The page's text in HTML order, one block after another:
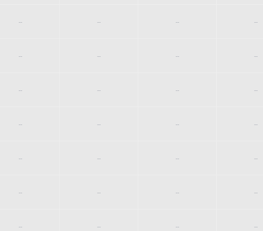
-- -- -- --
-- -- -- --
-- -- -- --
-- -- -- --
-- -- -- --
-- -- -- --
-- -- -- --